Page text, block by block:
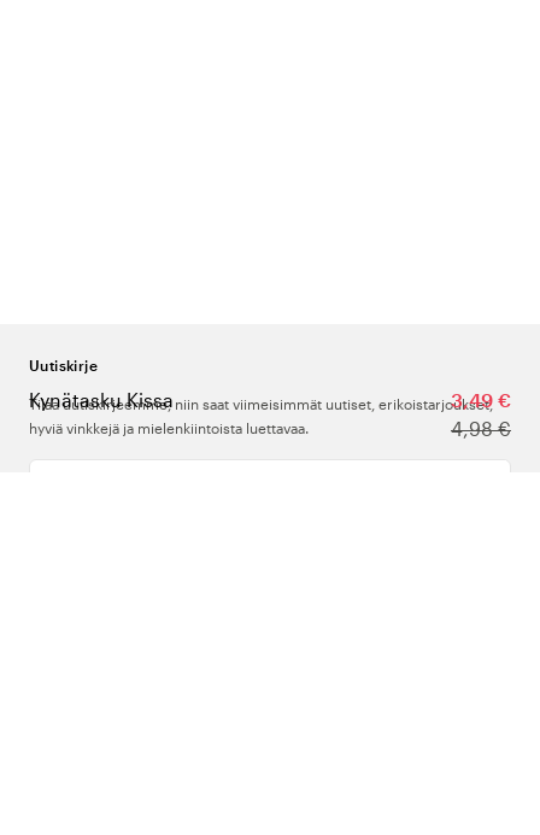
Kynätasku Kissa
3,49 €
4,98 €
Uutiskirje
Tilaa uutiskirjeemme, niin saat viimeisimmät uutiset, erikoistarjoukset,
hyviä vinkkejä ja mielenkiintoista luettavaa.
Kirjoita sähköpostiosoitteesi